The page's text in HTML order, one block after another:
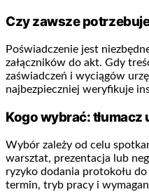
Czy zawsze
Poświadczenie jest
załączników do akt. Gdy
zaświadczeń i wyciągów
najbezpieczniej weryfikuje
Kogo wybrać:
Wybór zależy od celu
warsztat, prezentacja lub
ryzyko dodania protokołu
termin, tryb pracy i